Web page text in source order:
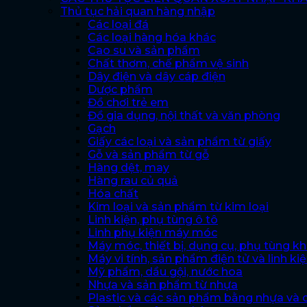
Thủ tục hải quan hàng nhập
Các loại đá
Các loại hàng hóa khác
Cao su và sản phẩm
Chất thơm, chế phẩm vệ sinh
Dây điện và dây cáp điện
Dược phẩm
Đồ chơi trẻ em
Đồ gia dụng, nội thất và văn phòng
Gạch
Giấy các loại và sản phẩm từ giấy
Gỗ và sản phẩm từ gỗ
Hàng dệt, may
Hàng rau củ quả
Hóa chất
Kim loại và sản phẩm từ kim loại
Linh kiện, phụ tùng ô tô
Linh phụ kiện máy móc
Máy móc, thiết bị, dụng cụ, phụ tùng
Máy vi tính, sản phẩm điện tử và linh
Mỹ phẩm, dầu gội, nước hoa
Nhựa và sản phẩm từ nhựa
Plastic và các sản phẩm bằng nhựa và